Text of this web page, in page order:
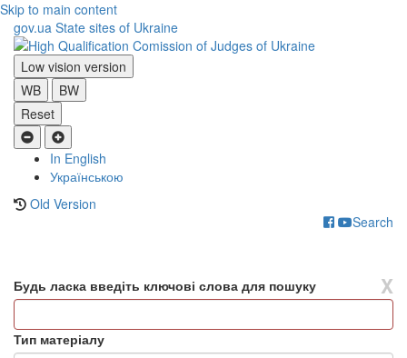
Skip to main content
gov.ua State sites of Ukraine
Low vision version
WB
BW
Reset
In English
Українською
Old Version
Search
X
Будь ласка введіть ключові слова для пошуку
Тип матеріалу